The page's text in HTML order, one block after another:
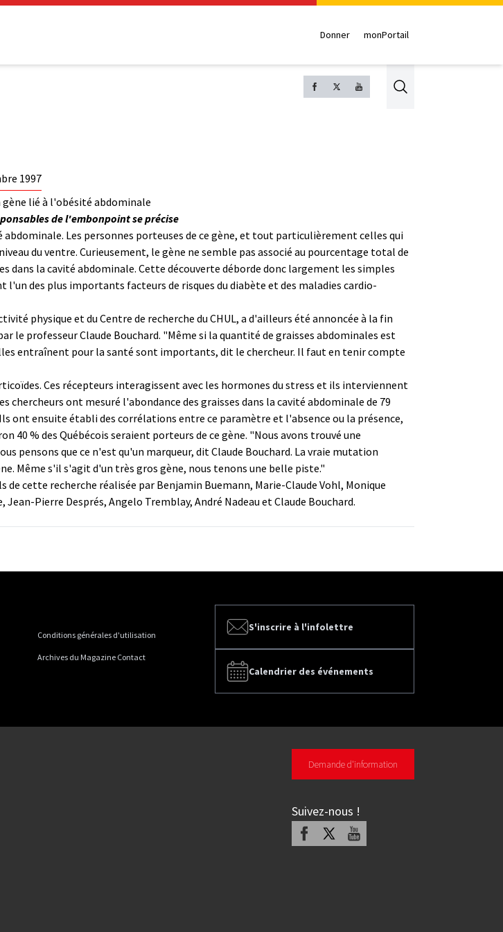
Donner monPortail
Search
1997
gène lié à l'obésité abdominale
de l'embonpoint se précise
Les personnes porteuses de ce gène, et tout particulièrement celles qui
du ventre. Curieusement, le gène ne semble pas associé au pourcentage total de
dans la cavité abdominale. Cette découverte déborde donc largement les simples
des plus importants facteurs de risques du diabète et des maladies cardio-
physique et du Centre de recherche du CHUL, a d'ailleurs été annoncée à la fin
professeur Claude Bouchard. "Même si la quantité de graisses abdominales est
entraînent pour la santé sont importants, dit le chercheur. Il faut en tenir compte
Ces récepteurs interagissent avec les hormones du stress et ils interviennent
ont mesuré l'abondance des graisses dans la cavité abdominale de 79
ont ensuite établi des corrélations entre ce paramètre et l'absence ou la présence,
40 % des Québécois seraient porteurs de ce gène. "Nous avons trouvé une
pensons que ce n'est qu'un marqueur, dit Claude Bouchard. La vraie mutation
Même s'il s'agit d'un très gros gène, nous tenons une belle piste."
de cette recherche réalisée par Benjamin Buemann, Marie-Claude Vohl, Monique
Jean-Pierre Després, Angelo Tremblay, André Nadeau et Claude Bouchard.
S'inscrire à l'infolettre
Calendrier des événements
Conditions générales d'utilisation
Archives du Magazine Contact
Demande d'information
Suivez-nous !
Facebook Youtube